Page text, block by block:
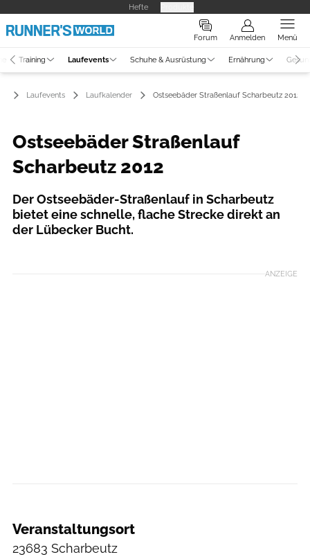
Hefte
Forum Anmelden Menü
Training Laufevents Schuhe & Ausrüstung Ernährung
Laufevents Laufkalender Ostseebäder Straßenlauf Scharbeutz 2012
Ostseebäder Straßenlauf
Scharbeutz 2012
Der Ostseebäder-Straßenlauf in Scharbeutz
bietet eine schnelle, flache Strecke direkt an
der Lübecker Bucht.
ANZEIGE
Veranstaltungsort
23683 Scharbeutz